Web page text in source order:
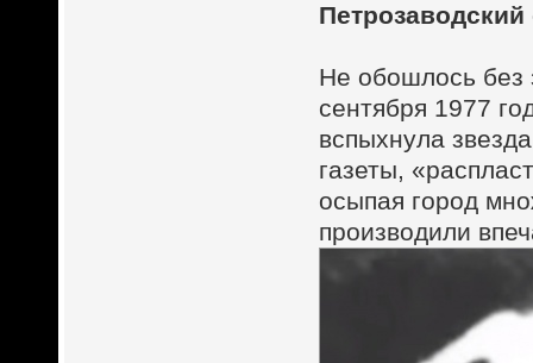
Не обошлось без
сентября 1977
вспыхнула
газеты,
осыпая город
производили